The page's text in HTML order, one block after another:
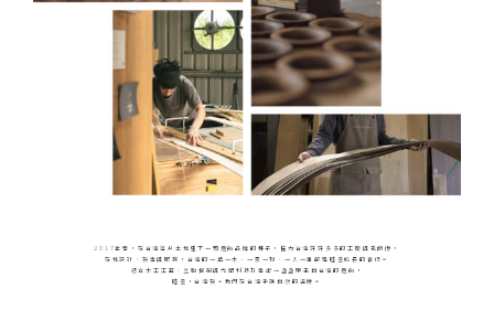
2017年春，在台灣這片土地埋下一顆燈飾品牌的種子，協力台灣許許多多的工廠與老師傅，
在地設計、製造與服務，台灣的一草一木、一景一物、一人一事都是睦叁成長的養份。
結合木工工藝、互動控制與光學科技打造出一盞盞原生自台灣的燈飾，
睦叁，台灣製。我們在台灣手護自然的溫度。